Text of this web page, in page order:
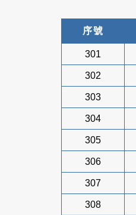
序號
301
302
303
304
305
306
307
308